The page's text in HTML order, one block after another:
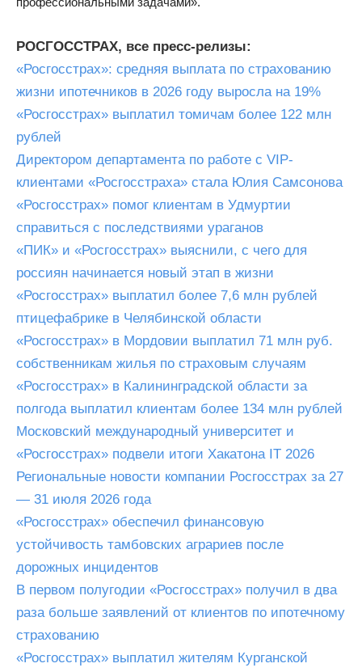
РОСГОССТРАХ, все пресс-релизы:
«Росгосстрах»: средняя выплата по страхованию
жизни ипотечников в 2026 году выросла на 19%
«Росгосстрах» выплатил томичам более 122 млн
рублей
Директором департамента по работе с VIP-
клиентами «Росгосстраха» стала Юлия Самсонова
«Росгосстрах» помог клиентам в Удмуртии
справиться с последствиями ураганов
«ПИК» и «Росгосстрах» выяснили, с чего для
россиян начинается новый этап в жизни
«Росгосстрах» выплатил более 7,6 млн рублей
птицефабрике в Челябинской области
«Росгосстрах» в Мордовии выплатил 71 млн руб.
собственникам жилья по страховым случаям
«Росгосстрах» в Калининградской области за
полгода выплатил клиентам более 134 млн рублей
Московский международный университет и
«Росгосстрах» подвели итоги Хакатона IT 2026
Региональные новости компании Росгосстрах за 27
— 31 июля 2026 года
«Росгосстрах» обеспечил финансовую
устойчивость тамбовских аграриев после
дорожных инцидентов
В первом полугодии «Росгосстрах» получил в два
раза больше заявлений от клиентов по ипотечному
страхованию
«Росгосстрах» выплатил жителям Курганской